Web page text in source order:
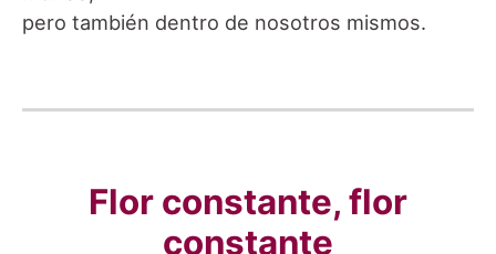
pero también dentro de nosotros mismos.
Flor constante, flor
constante